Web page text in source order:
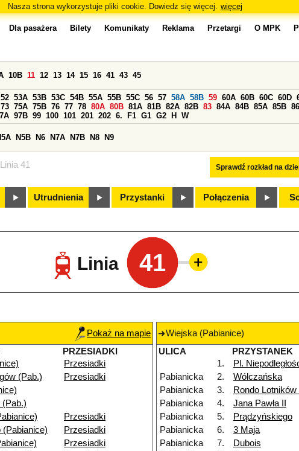
Nasza strona wykorzystuje pliki cookie. Dowiedz się więcej. więcej
Linia 41
Dla pasażera Bilety Komunikaty Reklama Przetargi O MPK
Sprawdź rozkład na
10B 11 12 13 14 15 16 41 43 45
52 53A 53B 53C 54B 55A 55B 55C 56 57 58A 58B 59 60A 60B 60C 60D
73 75A 75B 76 77 78 80A 80B 81A 81B 82A 82B 83 84A 84B 85A 85B 86
97B 99 100 101 201 202 6. F1 G1 G2 H W
N5B N6 N7A N7B N8 N9
Utrudnienia Przystanki Połączenia
Linia 41
Pokaż na mapie
PRZESIADKI
Przesiadki
(Pab.)
Przesiadki
(Pab.)
Przesiadki
Przesiadki
Przesiadki
Wiejska (Pabianice)
ULICA
PRZYSTANEK
1.
Pl.
Pabianicka
2. Wólczańska
Pabianicka
3. Rondo
Pabianicka
4. Jana Pawła II
Pabianicka
5. Prądzyńskiego
Pabianicka
6. 3 Maja
Pabianicka
7. Dubois